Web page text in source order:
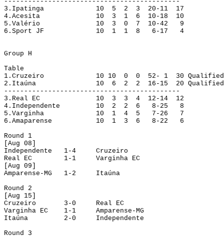
3. Ipatinga 10 5 2 3 20-11
17
4. Acesita 10 3 1 6 10-18
10
5. Valério 10 3 0 7 10-42
9
6. Sport JF 10 1 1 8 6-17 4
Group H
Table
1. Cruzeiro 10 10 0 0 52- 1 30 Qualified
2. Itaúna 10 6 2 2 16-15 20 Qualified
--------------------------------------------
3. Real EC 10 3 3 4 12-14
12
4. Independente 10 2 2 6 8-25
8
5. Varginha 10 1 4 5 7-26
7
6. Amaparense 10 1 3 6 8-22
6
Round 1
Aug 08]
Independente
1-4
Cruzeiro
Real EC
1-1
Varginha EC
Aug 09]
Amparense-MG
1-2
Itaúna
Round 2
Aug 15]
Cruzeiro
3-0
Real EC
Varginha EC
1-1
Amparense-MG
Itaúna
2-0
Independente
Round 3